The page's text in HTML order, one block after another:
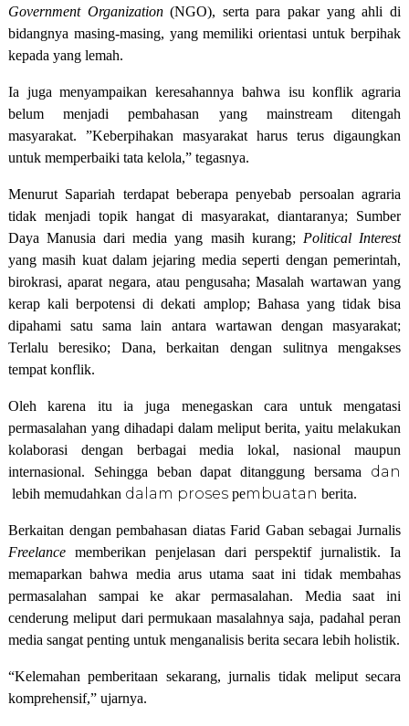
Government Organization(NGO), serta para pakar yang ahli di
bidangnya masing-masing, yang memiliki orientasi untuk berpihak
kepada yang lemah.
Ia juga menyampaikan keresahannya bahwa isu konflik agraria
belum menjadi pembahasan yang mainstream ditengah
masyarakat. ”Keberpihakan masyarakat harus terus digaungkan
untuk memperbaiki tata kelola,” tegasnya.
Menurut Sapariah terdapat beberapa penyebab persoalan agraria
tidak menjadi topik hangat di masyarakat, diantaranya; Sumber
Daya Manusia dari media yang masih kurang; Political Interest
yang masih kuat dalam jejaring media seperti dengan pemerintah,
birokrasi, aparat negara, atau pengusaha; Masalah wartawan yang
kerap kali berpotensi di dekati amplop; Bahasa yang tidak bisa
dipahami satu sama lain antara wartawan dengan masyarakat;
Terlalu beresiko; Dana, berkaitan dengan sulitnya mengakses
tempat konflik.
Oleh karena itu ia juga menegaskan cara untuk mengatasi
permasalahan yang dihadapi dalam meliput berita, yaitu melakukan
kolaborasi dengan berbagai media lokal, nasional maupun
internasional. Sehingga beban dapat ditanggung bersama dan
lebih memudahkandalam proses pembuatan berita.
Berkaitan dengan pembahasan diatas Farid Gaban sebagai Jurnalis
Freelance memberikan penjelasan dari perspektif jurnalistik. Ia
memaparkan bahwa media arus utama saat ini tidak membahas
permasalahan sampai ke akar permasalahan. Media saat ini
cenderung meliput dari permukaan masalahnya saja, padahal peran
media sangat penting untuk menganalisis berita secara lebih holistik.
“Kelemahan pemberitaan sekarang, jurnalis tidak meliput secara
komprehensif,” ujarnya.